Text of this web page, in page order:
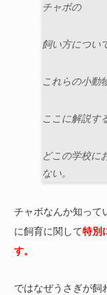
チャボの
飼い方につい
これらの小動
ここに解説す
どこの学校に
ない。
チャボなんか知って
に飼育に関して特別
す。
ではなぜうさぎが飼